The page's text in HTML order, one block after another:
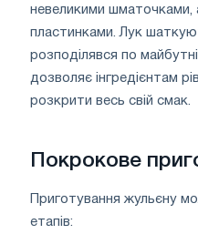
невеликими
пластинками. Лук
розподілявся по
дозволяє інгредієнтам
розкрити весь свій смак.
Покрокове
Приготування жульєну
етапів: